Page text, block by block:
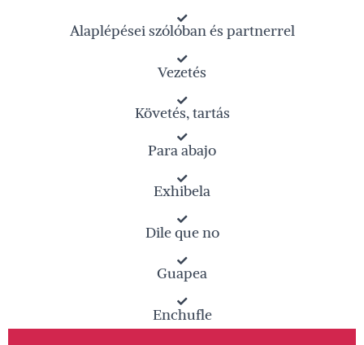
Alaplépései szólóban és partnerrel
Vezetés
Követés, tartás
Para abajo
Exhibela
Dile que no
Guapea
Enchufle